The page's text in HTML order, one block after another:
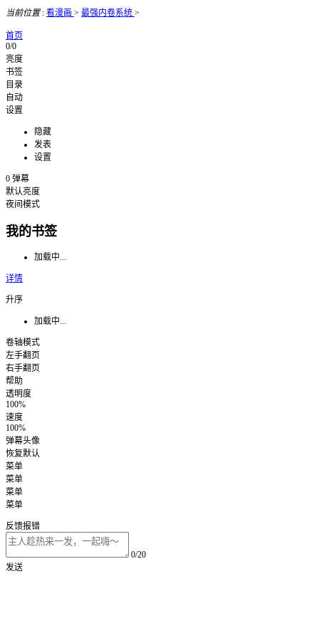
当前位置: 看漫画 > 最强内卷系统 >
首页
0/0
亮度
书签
目录
自动
设置
隐藏
发表
设置
0 弹幕
默认亮度
夜间模式
我的书签
加载中...
详情
升序
加载中...
卷轴模式
左手翻页
右手翻页
帮助
透明度
100%
速度
100%
弹幕头像
恢复默认
菜单
菜单
菜单
菜单
反馈报错
0/20
发送